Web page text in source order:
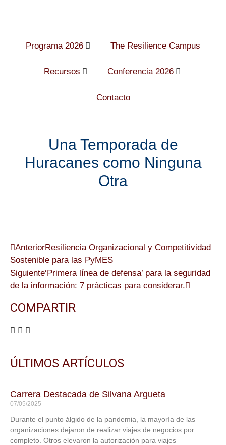
Programa 2026 The Resilience Campus
Recursos Conferencia 2026
Contacto
Una Temporada de
Huracanes como Ninguna
Otra
AnteriorResiliencia Organizacional y Competitividad
Sostenible para las PyMES
Siguiente‘Primera línea de defensa’ para la seguridad
de la información: 7 prácticas para considerar.
COMPARTIR
ÚLTIMOS ARTÍCULOS
Carrera Destacada de Silvana Argueta
07/05/2025
Durante el punto álgido de la pandemia, la mayoría de las
organizaciones dejaron de realizar viajes de negocios por
completo. Otros elevaron la autorización para viajes